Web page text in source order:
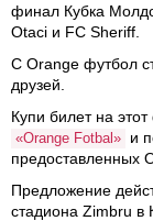
финал Кубка
Otaci и FC Sheriff.
С Orange футбол
друзей.
Купи билет на
«Orange Fotbal»
и
предоставленных
Предложение
стадиона Zimbru в